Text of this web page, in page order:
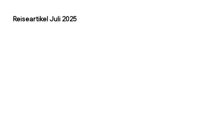
Reiseartikel Juli 2025